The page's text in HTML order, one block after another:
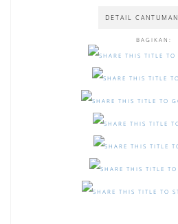
DETAIL CANTUMAN
BAGIKAN: